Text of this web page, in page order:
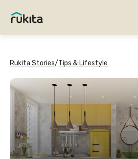
Rukita Stories/Tips & Lifestyle